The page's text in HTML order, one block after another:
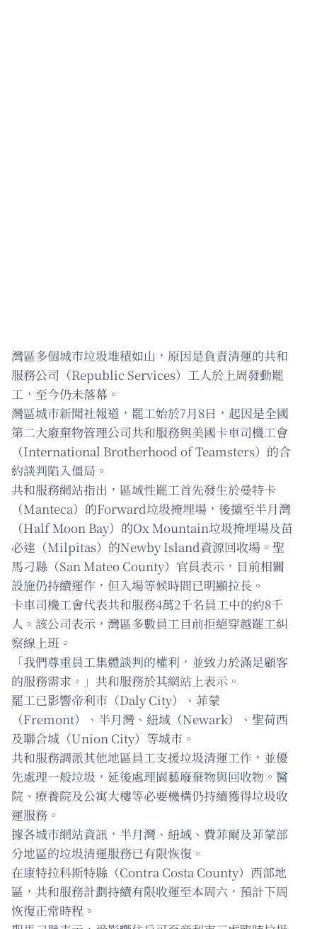
灣區多個城市垃圾堆積如山，原因是負責清運的共和
服務公司（Republic Services）工人於上周發動罷
工，至今仍未落幕。
灣區城市新聞社報道，罷工始於7月8日，起因是全國
第二大廢棄物管理公司共和服務與美國卡車司機工會
（International Brotherhood of Teamsters）的合
約談判陷入僵局。
共和服務網站指出，區域性罷工首先發生於曼特卡
（Manteca）的Forward垃圾掩埋場，後擴至半月灣
（Half Moon Bay）的Ox Mountain垃圾掩埋場及苗
必達（Milpitas）的Newby Island資源回收場。聖
馬刁縣（San Mateo County）官員表示，目前相關
設施仍持續運作，但入場等候時間已明顯拉長。
卡車司機工會代表共和服務4萬2千名員工中的約8千
人。該公司表示，灣區多數員工目前拒絕穿越罷工糾
察線上班。
「我們尊重員工集體談判的權利，並致力於滿足顧客
的服務需求。」共和服務於其網站上表示。
罷工已影響帝利市（Daly City）、菲蒙
（Fremont）、半月灣、紐域（Newark）、聖荷西
及聯合城（Union City）等城市。
共和服務調派其他地區員工支援垃圾清運工作，並優
先處理一般垃圾，延後處理園藝廢棄物與回收物。醫
院、療養院及公寓大樓等必要機構仍持續獲得垃圾收
運服務。
據各城市網站資訊，半月灣、紐域、費菲爾及菲蒙部
分地區的垃圾清運服務已有限恢復。
在康特拉科斯特縣（Contra Costa County）西部地
區，共和服務計劃持續有限收運至本周六，預計下周
恢復正常時程。